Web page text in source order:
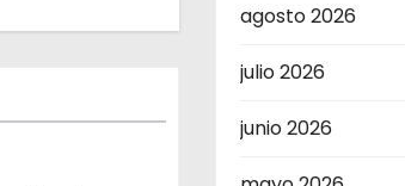
agosto 2026
julio 2026
junio 2026